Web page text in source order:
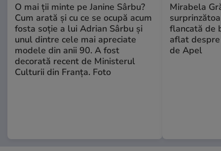
O mai ții minte pe Janine Sârbu?
Cum arată și cu ce se ocupă acum
fosta soție a lui Adrian Sârbu și
unul dintre cele mai apreciate
modele din anii 90. A fost
decorată recent de Ministerul
Culturii din Franța. Foto
Mirabela
flancată de
aflat
de Apel